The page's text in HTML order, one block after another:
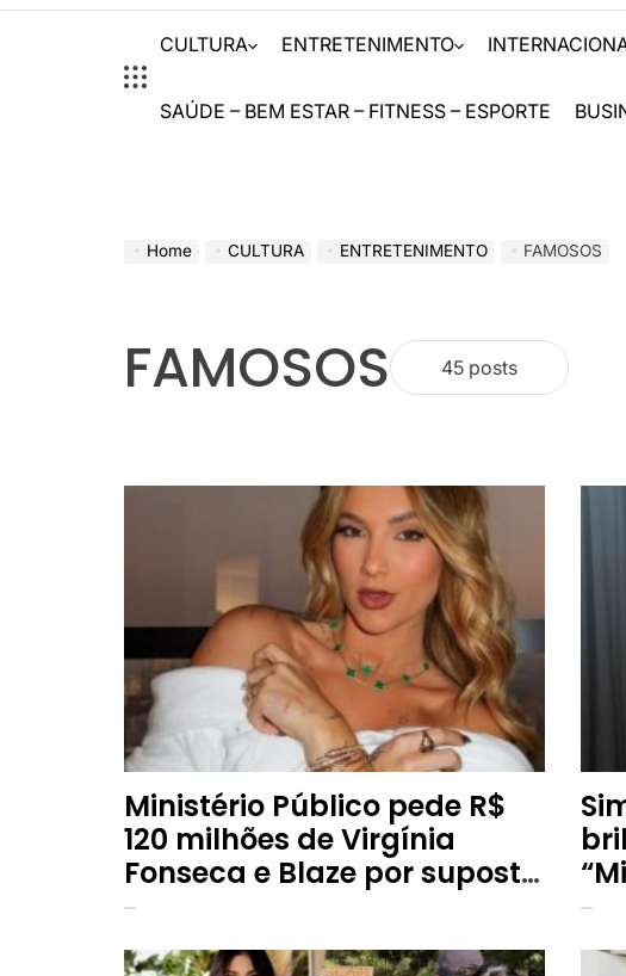
CULTURA ENTRETENIMENTO
SAÚDE – BEM ESTAR – FITNESS – ESPORTE
Home CULTURA ENTRETENIMENTO FAMOSOS
FAMOSOS 45 posts
Ministério Público pede R$
120 milhões de Virgínia
Fonseca e Blaze por suposta
divulgação abusiva de
apostas